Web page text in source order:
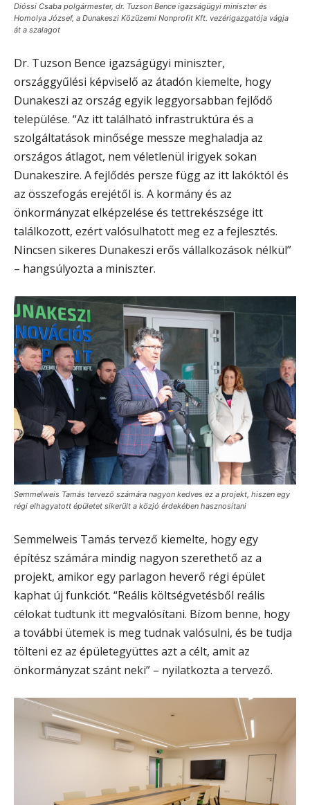
Dióssi Csaba polgármester, dr. Tuzson Bence igazságügyi miniszter és
Homolya József, a Dunakeszi Közüzemi Nonprofit Kft. vezérigazgatója vágja
át a szalagot
Dr. Tuzson Bence igazságügyi miniszter,
országgyűlési képviselő az átadón kiemelte, hogy
Dunakeszi az ország egyik leggyorsabban fejlődő
települése. “Az itt található infrastruktúra és a
szolgáltatások minősége messze meghaladja az
országos átlagot, nem véletlenül irigyek sokan
Dunakeszire. A fejlődés persze függ az itt lakóktól és
az összefogás erejétől is. A kormány és az
önkormányzat elképzelése és tettrekészsége itt
találkozott, ezért valósulhatott meg ez a fejlesztés.
Nincsen sikeres Dunakeszi erős vállalkozások nélkül”
– hangsúlyozta a miniszter.
Semmelweis Tamás tervező számára nagyon kedves ez a projekt, hiszen egy
régi elhagyatott épületet sikerült a közjó érdekében hasznosítani
Semmelweis Tamás tervező kiemelte, hogy egy
építész számára mindig nagyon szerethető az a
projekt, amikor egy parlagon heverő régi épület
kaphat új funkciót. “Reális költségvetésből reális
célokat tudtunk itt megvalósítani. Bízom benne, hogy
a további ütemek is meg tudnak valósulni, és be tudja
tölteni ez az épületegyüttes azt a célt, amit az
önkormányzat szánt neki” – nyilatkozta a tervező.